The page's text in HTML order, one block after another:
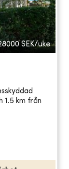
SEK/uke
1.5 km från